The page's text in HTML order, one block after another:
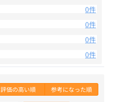
0件
0件
0件
0件
評価の高い順 参考になった順